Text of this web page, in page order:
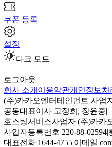
쿠폰 등록
설정
다크 모드
로그아웃
회사 소개 이용약관개인정보처
(주)카카오엔터테인먼트 사업
공동대표이사 고정희, 장윤중|
호스팅서비스사업자 (주)카카
사업자등록번호 220-88-02594|
대표전화 1644-4755|이메일